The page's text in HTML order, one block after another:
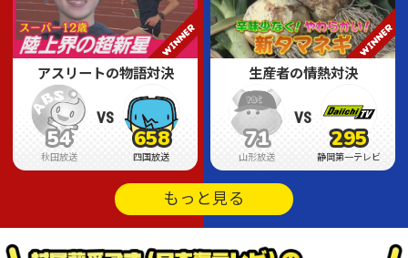
アスリートの物語対決
秋田放送
54
54
54
四国放送
658
658
658
VS
生産者の情熱対決
山形放送
71
71
71
静岡第一テレビ
295
295
295
VS
もっと見る